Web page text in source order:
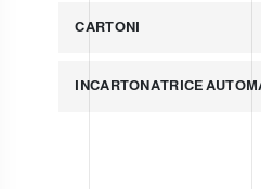
CARTONI
INCARTONATRICE